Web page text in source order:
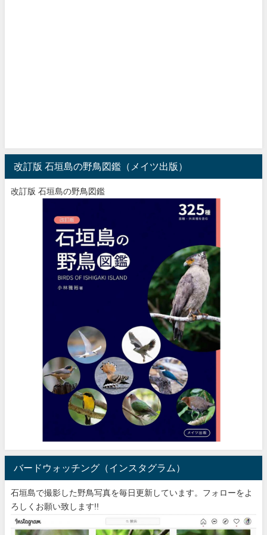
改訂版 石垣島の野鳥図鑑（メイツ出版）
改訂版 石垣島の野鳥図鑑
バードウォッチング（インスタグラム）
石垣島で撮影した野鳥写真を毎日更新しています。フォローをよ
ろしくお願い致します!!